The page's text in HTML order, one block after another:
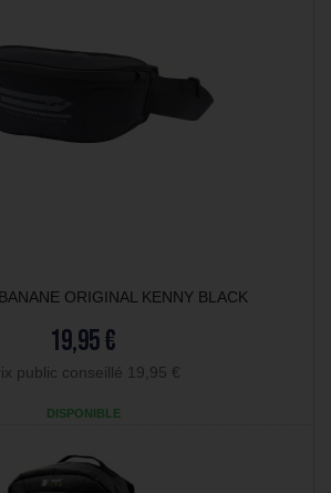
ORIGINAL KENNY BLACK
19,95 €
public conseillé 19,95 €
DISPONIBLE